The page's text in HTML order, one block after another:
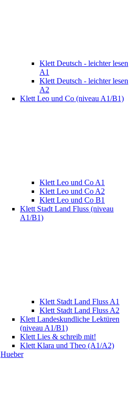
Klett Deutsch - leichter lesen
A1
Klett Deutsch - leichter lesen
A2
Klett Leo und Co (niveau A1/B1)
Klett Leo und Co A1
Klett Leo und Co A2
Klett Leo und Co B1
Klett Stadt Land Fluss (niveau
A1/B1)
Klett Stadt Land Fluss A1
Klett Stadt Land Fluss A2
Klett Landeskundliche Lektüren
(niveau A1/B1)
Klett Lies & schreib mit!
Klett Klara und Theo (A1/A2)
Hueber